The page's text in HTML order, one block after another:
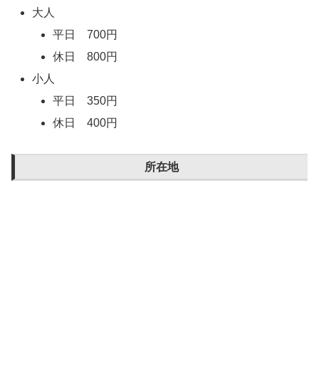
大人
平日 700円
休日 800円
小人
平日 350円
休日 400円
所在地